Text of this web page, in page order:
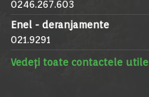
0246.267.603
Enel - deranjamente
021.9291
Vedeți toate contactele utile